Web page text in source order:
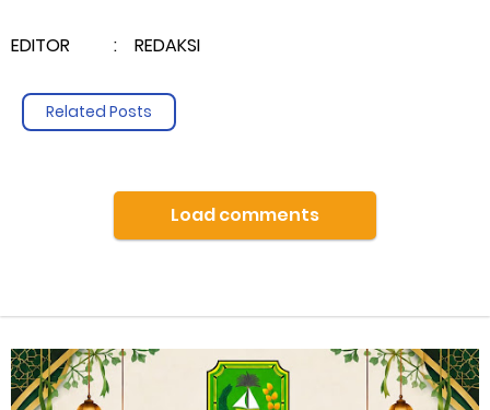
EDITOR : REDAKSI
Related Posts
Load comments